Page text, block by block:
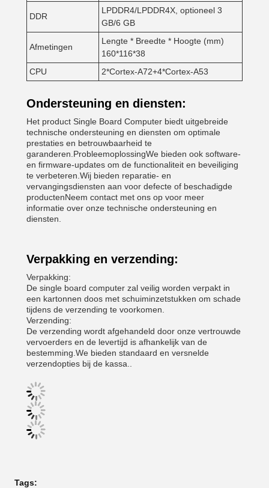
DDR
LPDDR4/LPDDR4X, optioneel 3
GB/6 GB
Afmetingen
Lengte * Breedte * Hoogte (mm)
160*116*38
CPU
2*Cortex-A72+4*Cortex-A53
Ondersteuning en diensten:
Het product Single Board Computer biedt uitgebreide
technische ondersteuning en diensten om optimale
prestaties en betrouwbaarheid te
garanderen.ProbleemoplossingWe bieden ook software-
en firmware-updates om de functionaliteit en beveiliging
te verbeteren.Wij bieden reparatie- en
vervangingsdiensten aan voor defecte of beschadigde
productenNeem contact met ons op voor meer
informatie over onze technische ondersteuning en
diensten.
Verpakking en verzending:
Verpakking:
De single board computer zal veilig worden verpakt in
een kartonnen doos met schuiminzetstukken om schade
tijdens de verzending te voorkomen.
Verzending:
De verzending wordt afgehandeld door onze vertrouwde
vervoerders en de levertijd is afhankelijk van de
bestemming.We bieden standaard en versnelde
verzendopties bij de kassa..
Tags: